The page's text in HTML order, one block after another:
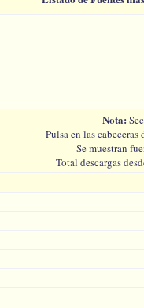
Nota:
Pulsa en las
Se muestran
Total descargas